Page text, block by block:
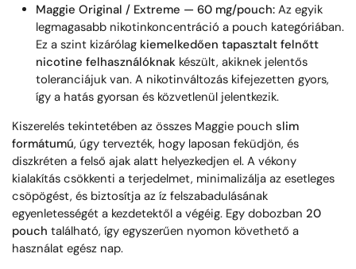
Maggie Original / Extreme — 60 mg/pouch:Az egyik
legmagasabb nikotinkoncentráció a pouch kategóriában.
Ez a szint kizárólag kiemelkedően tapasztalt felnőtt
nicotine felhasználóknakkészült, akiknek jelentős
toleranciájuk van. A nikotinváltozás kifejezetten gyors,
így a hatás gyorsan és közvetlenül jelentkezik.
Kiszerelés tekintetében az összes Maggie pouch slim
formátumú, úgy tervezték, hogy laposan feküdjön, és
diszkréten a felső ajak alatt helyezkedjen el. A vékony
kialakítás csökkenti a terjedelmet, minimalizálja az esetleges
csöpögést, és biztosítja az íz felszabadulásának
egyenletességét a kezdetektől a végéig. Egy dobozban 20
pouch található, így egyszerűen nyomon követhető a
használat egész nap.